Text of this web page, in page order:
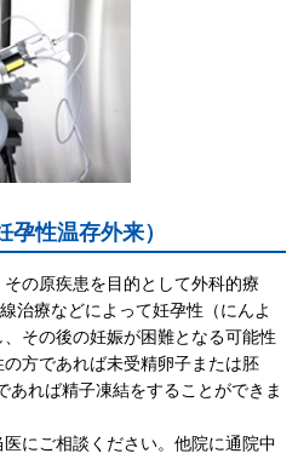
性温存外来）
の原疾患を目的として外科的療
治療などによって妊孕性（にんよ
その後の妊娠が困難となる可能性
方であれば未受精卵子または胚
あれば精子凍結をすることができま
にご相談ください。他院に通院中